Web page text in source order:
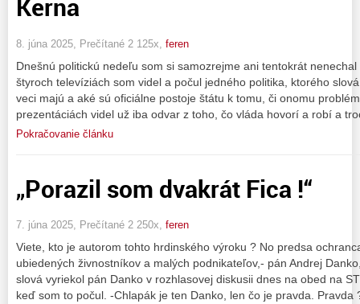
Kerna
8. júna 2025, Prečítané 2 125x, feren
Dnešnú politickú nedeľu som si samozrejme ani tentokrát
štyroch televíziách som videl a počul jedného politika, ktorého
veci majú a aké sú oficiálne postoje štátu k tomu, či onomu
prezentáciách videl už iba odvar z toho, čo vláda hovorí a robí a
Pokračovanie článku
„Porazil som dvakrát Fica !“
7. júna 2025, Prečítané 2 250x, feren
Viete, kto je autorom tohto hrdinského výroku ? No predsa
ubiedených živnostníkov a malých podnikateľov,- pán Andrej
slová vyriekol pán Danko v rozhlasovej diskusii dnes na obed na
keď som to počul. -Chlapák je ten Danko, len čo je pravda.